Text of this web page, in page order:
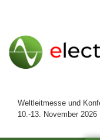
Weltleitmesse und
10.-13. November